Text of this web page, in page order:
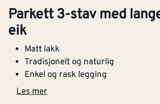
Parkett 3-stav med
eik
Matt lakk
Tradisjonelt og naturlig
Enkel og rask legging
Les mer